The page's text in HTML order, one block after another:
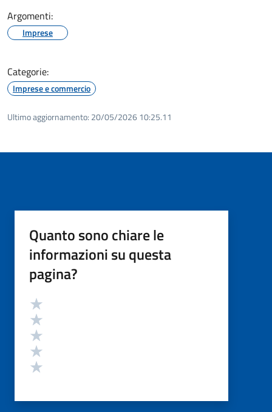
Argomenti:
Imprese
Categorie:
Imprese e commercio
Ultimo aggiornamento: 20/05/2026 10:25.11
Quanto sono chiare le
informazioni su questa
pagina?
Valutazione